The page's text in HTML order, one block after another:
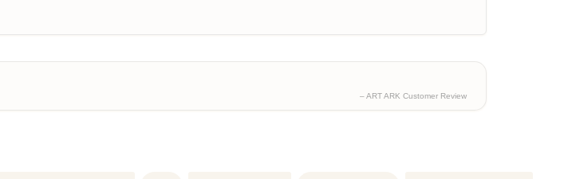
– ART ARK Customer Review